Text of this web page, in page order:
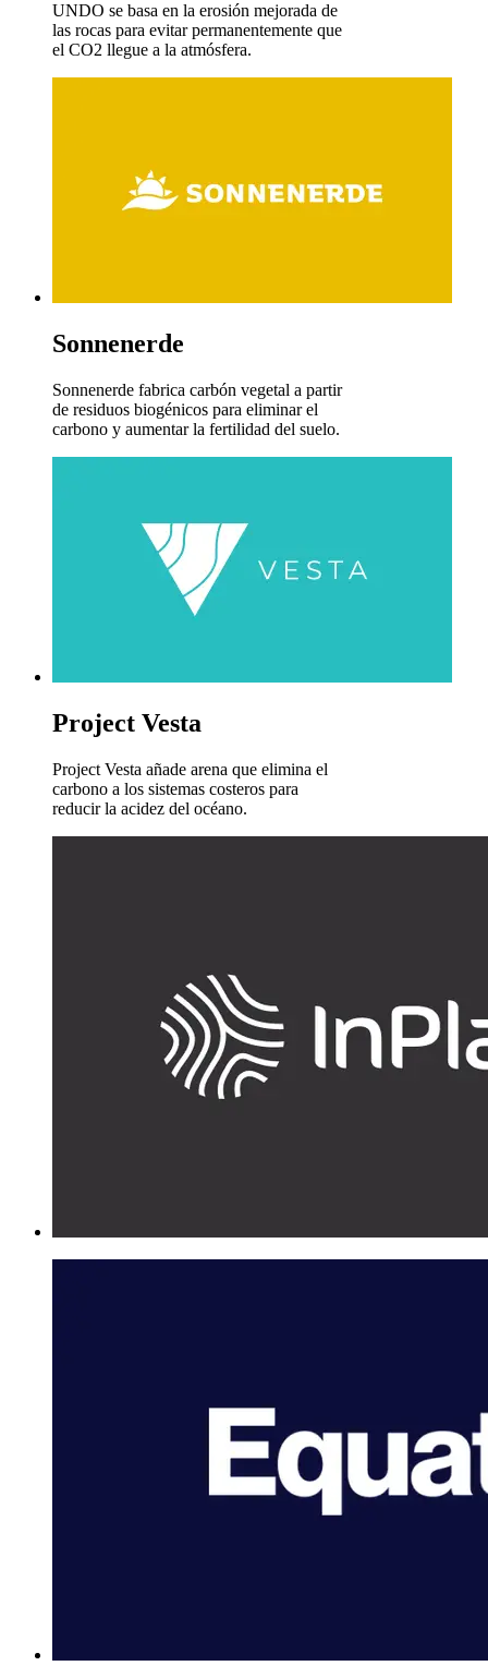
UNDO se basa en la erosión mejorada de
las rocas para evitar permanentemente que
el CO2 llegue a la atmósfera.
Sonnenerde
Sonnenerde fabrica carbón vegetal a partir
de residuos biogénicos para eliminar el
carbono y aumentar la fertilidad del suelo.
Project Vesta
Project Vesta añade arena que elimina el
carbono a los sistemas costeros para
reducir la acidez del océano.